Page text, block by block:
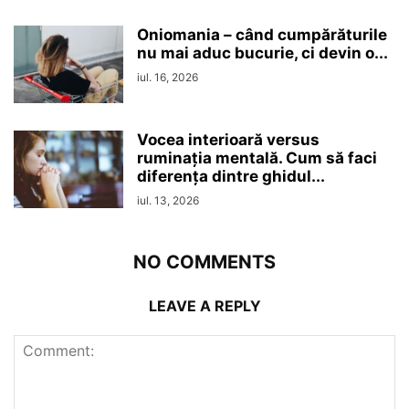
Oniomania – când cumpărăturile
nu mai aduc bucurie, ci devin o...
iul. 16, 2026
Vocea interioară versus
ruminaţia mentală. Cum să faci
diferența dintre ghidul...
iul. 13, 2026
NO COMMENTS
LEAVE A REPLY